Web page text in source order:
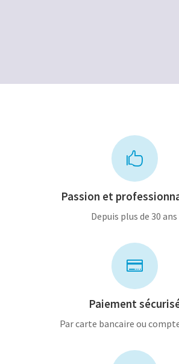

Passion et
Depuis plus de 30 ans

Paiement
Par carte bancaire ou